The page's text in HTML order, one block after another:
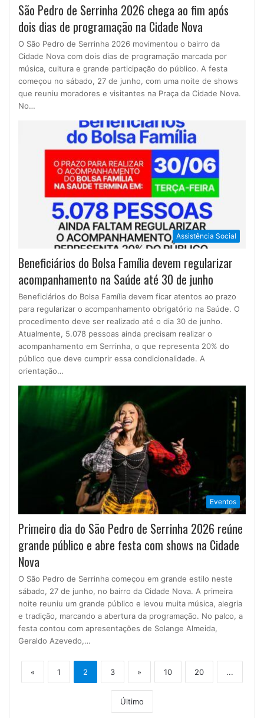
São Pedro de Serrinha 2026 chega ao fim após
dois dias de programação na Cidade Nova
O São Pedro de Serrinha 2026 movimentou o bairro da
Cidade Nova com dois dias de programação marcada por
música, cultura e grande participação do público. A festa
começou no sábado, 27 de junho, com uma noite de shows
que reuniu moradores e visitantes na Praça da Cidade Nova.
No…
Assistência Social
Beneficiários do Bolsa Família devem regularizar
acompanhamento na Saúde até 30 de junho
Beneficiários do Bolsa Família devem ficar atentos ao prazo
para regularizar o acompanhamento obrigatório na Saúde. O
procedimento deve ser realizado até o dia 30 de junho.
Atualmente, 5.078 pessoas ainda precisam realizar o
acompanhamento em Serrinha, o que representa 20% do
público que deve cumprir essa condicionalidade. A
orientação…
Eventos
Primeiro dia do São Pedro de Serrinha 2026 reúne
grande público e abre festa com shows na Cidade
Nova
O São Pedro de Serrinha começou em grande estilo neste
sábado, 27 de junho, no bairro da Cidade Nova. A primeira
noite reuniu um grande público e levou muita música, alegria
e tradição, marcando a abertura da programação. No palco, a
festa contou com apresentações de Solange Almeida,
Geraldo Azevedo,…
« 1 2 3 » 10 20 ...
Último